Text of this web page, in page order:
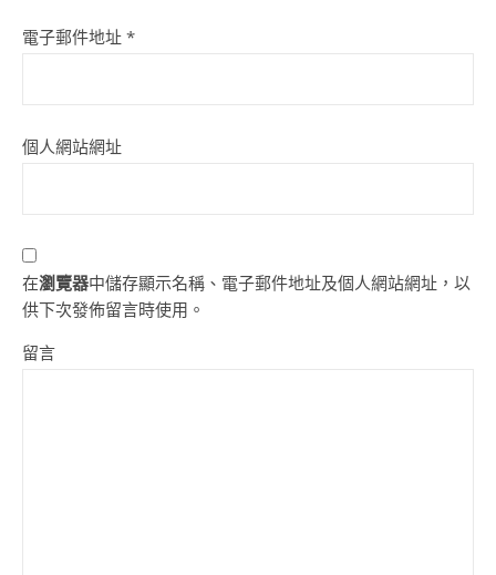
電子郵件地址 *
個人網站網址
在瀏覽器中儲存顯示名稱、電子郵件地址及個人網站網址，以
供下次發佈留言時使用。
留言